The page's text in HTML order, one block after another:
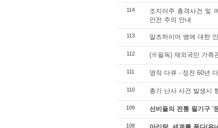
114
조지아주 총격사건 및
안전 주의 안내
113 알츠하이머 병에 대한
112 (※필독) 재외국민 가족
111 명작 다큐 - 정전 60년
110 총기 난사 사건 발생시
109 선비들의 전통 필기구 '
108